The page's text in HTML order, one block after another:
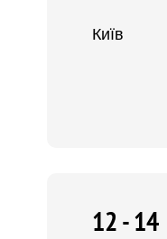
Київ
12 - 14